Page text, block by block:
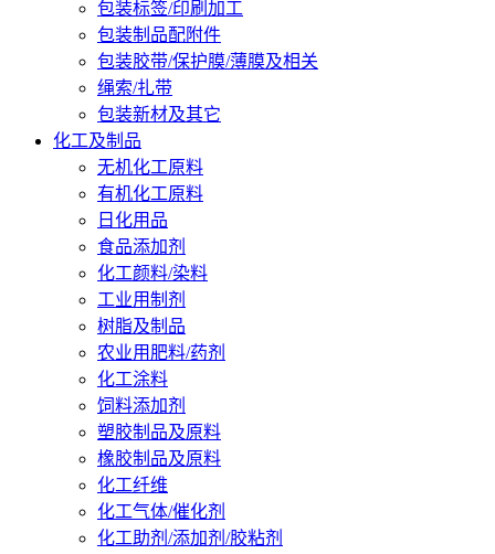
包装标签/印刷加工
包装制品配附件
包装胶带/保护膜/薄膜及相关
绳索/扎带
包装新材及其它
化工及制品
无机化工原料
有机化工原料
日化用品
食品添加剂
化工颜料/染料
工业用制剂
树脂及制品
农业用肥料/药剂
化工涂料
饲料添加剂
塑胶制品及原料
橡胶制品及原料
化工纤维
化工气体/催化剂
化工助剂/添加剂/胶粘剂